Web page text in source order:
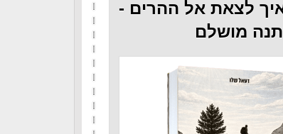
לצאת אל ההרים -
מושלם